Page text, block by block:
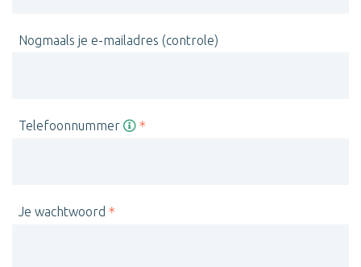
Nogmaals je e-mailadres (controle)
Telefoonnummer
Je wachtwoord